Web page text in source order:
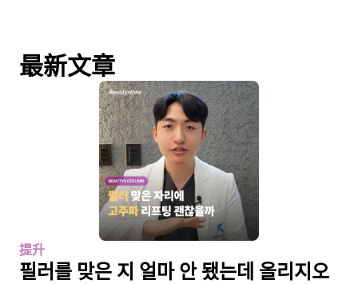
最新文章
提升
필러를 맞은 지 얼마 안 됐는데 올리지오